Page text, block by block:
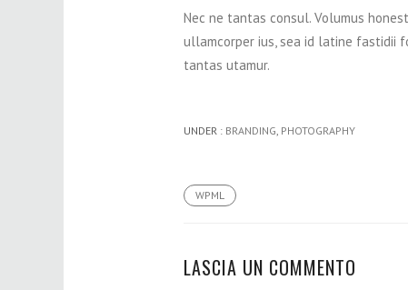
Nec ne tantas consul. Volumus
ullamcorper ius, sea id latine fastidii
tantas utamur.
UNDER : BRANDING, PHOTOGRAPHY
WPML
LASCIA UN COMMENTO